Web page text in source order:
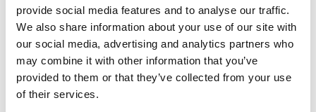
provide social media features and to analyse our traffic.
We also share information about your use of our site with
our social media, advertising and analytics partners who
may combine it with other information that you’ve
provided to them or that they’ve collected from your use
of their services.
La mochila de 14 pulgadas Invigo de Case Logic es una
mochila simple y refinada, fabricada con materiales
reciclados, que cuenta con características pensadas